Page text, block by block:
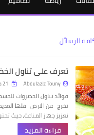
الرسائل
تعرف على تناول
Abdulaziz Touny
فوائد تناول الخضروات
تخرج من الارض فلها
تعزيز جهاز المناعة، حيث
قراءة المزيد